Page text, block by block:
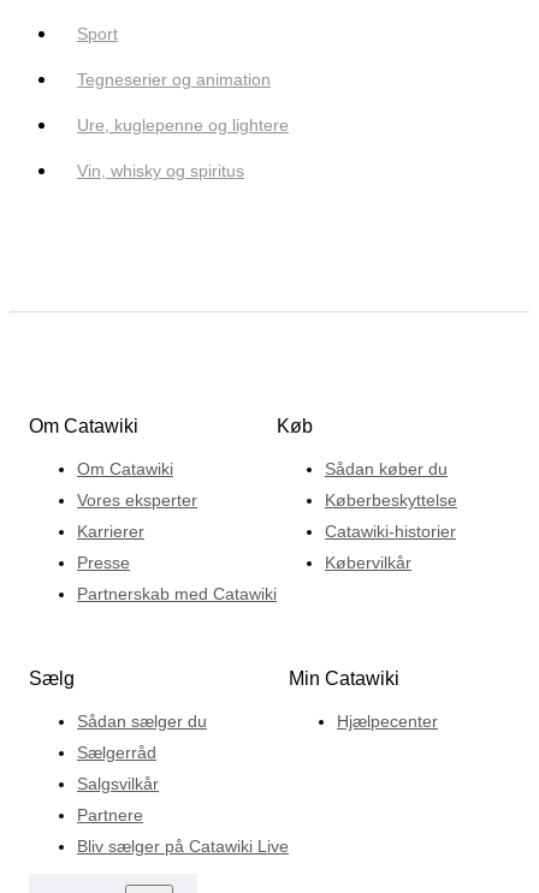
Sport
Tegneserier og animation
Ure, kuglepenne og lightere
Vin, whisky og spiritus
Om Catawiki
Om Catawiki
Vores eksperter
Karrierer
Presse
Partnerskab med Catawiki
Køb
Sådan køber du
Køberbeskyttelse
Catawiki-historier
Købervilkår
Sælg
Sådan sælger du
Sælgerråd
Salgsvilkår
Partnere
Bliv sælger på Catawiki Live
Min Catawiki
Hjælpecenter